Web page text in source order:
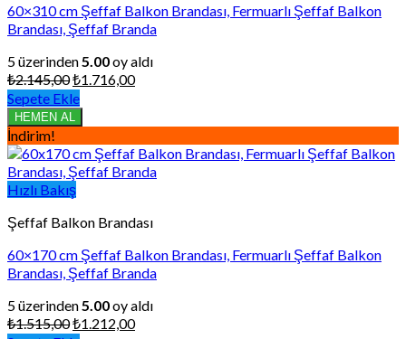
60×310 cm Şeffaf Balkon Brandası, Fermuarlı Şeffaf Balkon
Brandası, Şeffaf Branda
5 üzerinden 5.00oy aldı
₺2.145,00Orijinal
fiyat:
₺2.145,00.
₺1.716,00Şu
₺1.716,00.
Sepete Ekle
HEMEN AL
İndirim!
Hızlı Bakış
Şeffaf Balkon Brandası
60×170 cm Şeffaf Balkon Brandası, Fermuarlı Şeffaf Balkon
Brandası, Şeffaf Branda
5 üzerinden 5.00oy aldı
₺1.515,00Orijinal
₺1.212,00Şu